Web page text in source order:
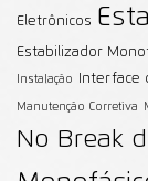
Eletrônicos
Estabilizador
Instalação Interface
Manutenção Corretiva
No Break